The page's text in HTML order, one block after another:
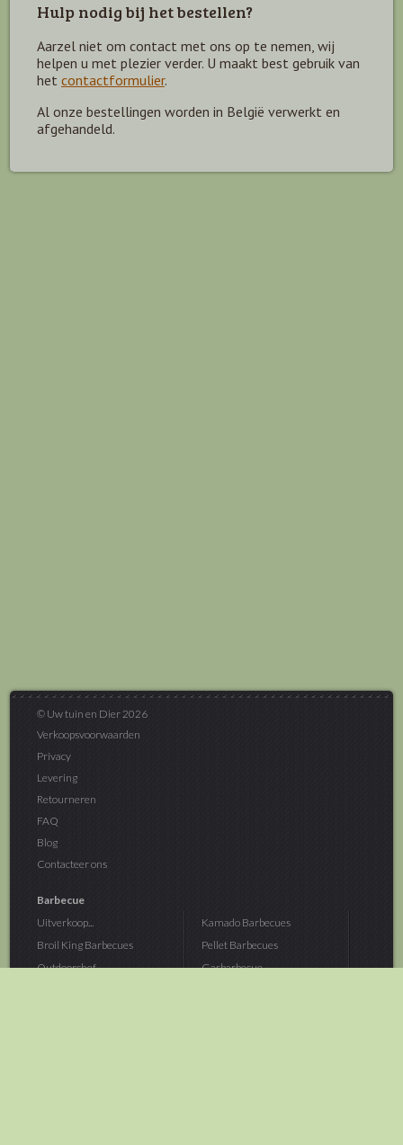
Hulp nodig bij het bestellen?
Aarzel niet om contact met ons op te nemen, wij
helpen u met plezier verder. U maakt best gebruik van
het contactformulier.
Al onze bestellingen worden in België verwerkt en
afgehandeld.
© Uw tuin en Dier 2026
Verkoopsvoorwaarden
Privacy
Levering
Retourneren
FAQ
Blog
Contacteer ons
Barbecue
Uitverkoop...
Broil King Barbecues
Outdoorchef...
Kamado Barbecues
Pellet Barbecues
Gasbarbecue